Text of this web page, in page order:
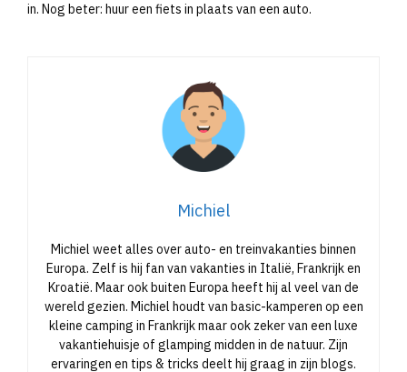
in. Nog beter: huur een fiets in plaats van een auto.
Michiel
Michiel weet alles over auto- en treinvakanties binnen
Europa. Zelf is hij fan van vakanties in Italië, Frankrijk en
Kroatië. Maar ook buiten Europa heeft hij al veel van de
wereld gezien. Michiel houdt van basic-kamperen op een
kleine camping in Frankrijk maar ook zeker van een luxe
vakantiehuisje of glamping midden in de natuur. Zijn
ervaringen en tips & tricks deelt hij graag in zijn blogs.